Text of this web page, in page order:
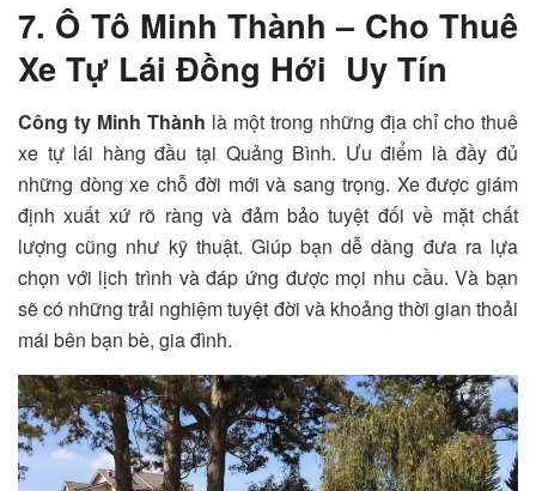
7. Ô Tô Minh Thành – Cho Thuê
Xe Tự Lái Đồng Hới Uy Tín
Công ty Minh Thành là một trong những địa chỉ cho thuê
xe tự lái hàng đầu tại Quảng Bình. Ưu điểm là đầy đủ
những dòng xe chỗ đời mới và sang trọng. Xe được giám
định xuất xứ rõ ràng và đảm bảo tuyệt đối về mặt chất
lượng cũng như kỹ thuật. Giúp bạn dễ dàng đưa ra lựa
chọn với lịch trình và đáp ứng được mọi nhu cầu. Và bạn
sẽ có những trải nghiệm tuyệt đời và khoảng thời gian thoải
mái bên bạn bè, gia đình.